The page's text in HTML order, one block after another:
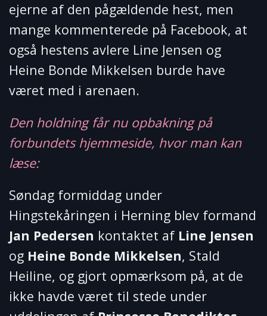
ejerne af den pågældende hest, men
mange kommenterede på Facebook, at
også hestens avlere Line Jensen og
Heine Bonde Mikkelsen burde have
været med i arenaen.
Den holdning får nu opbakning på
forbundets hjemmeside, hvor man kan
læse:
Søndag formiddag under
Hingstekåringen i Herning blev formand
Jan Pedersen kontaktet af Line Jensen
og Heine Bonde Mikkelsen, Stald
Heiline, og gjort opmærksom på, at de
ikke havde været til stede under